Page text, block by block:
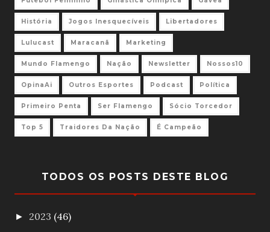
História Jogos Inesquecíveis Libertadores
Lulucast Maracanã Marketing
Mundo Flamengo Nação Newsletter Nossos10
OpinaAi Outros Esportes Podcast Política
Primeiro Penta Ser Flamengo Sócio Torcedor
Top 5 Traidores Da Nação É Campeão
TODOS OS POSTS DESTE BLOG
► 2023 (46)